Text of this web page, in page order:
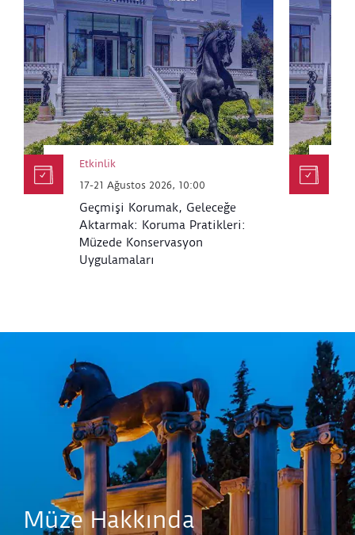
Etkinlik
17-21 Ağustos 2026, 10:00
Geçmişi Korumak, Geleceğe
Aktarmak: Koruma Pratikleri:
Müzede Konservasyon
Uygulamaları
Müze Hakkında